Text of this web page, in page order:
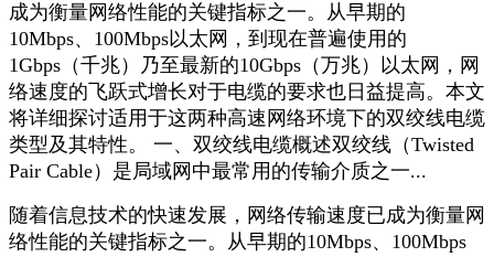
成为衡量网络性能的关键指标之一。从早期的
10Mbps、100Mbps以太网，到现在普遍使用的
1Gbps（千兆）乃至最新的10Gbps（万兆）以太网，网
络速度的飞跃式增长对于电缆的要求也日益提高。本文
将详细探讨适用于这两种高速网络环境下的双绞线电缆
类型及其特性。 一、双绞线电缆概述双绞线（Twisted
Pair Cable）是局域网中最常用的传输介质之一...
随着信息技术的快速发展，网络传输速度已成为衡量网
络性能的关键指标之一。从早期的10Mbps、100Mbps